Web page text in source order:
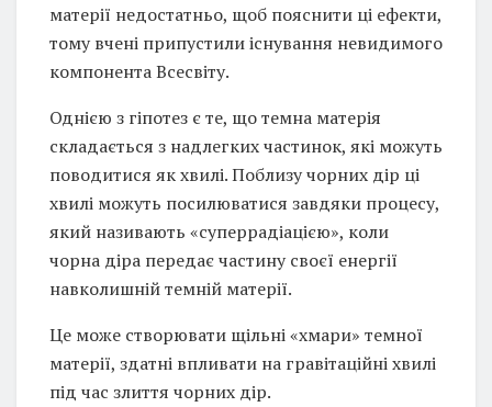
матерії недостатньо, щоб пояснити ці ефекти,
тому вчені припустили існування невидимого
компонента Всесвіту.
Однією з гіпотез є те, що темна матерія
складається з надлегких частинок, які можуть
поводитися як хвилі. Поблизу чорних дір ці
хвилі можуть посилюватися завдяки процесу,
який називають «суперрадіацією», коли
чорна діра передає частину своєї енергії
навколишній темній матерії.
Це може створювати щільні «хмари» темної
матерії, здатні впливати на гравітаційні хвилі
під час злиття чорних дір.